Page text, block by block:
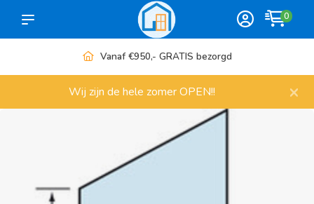
0
Vanaf €950,- GRATIS bezorgd
Wij zijn de hele zomer OPEN!! ×